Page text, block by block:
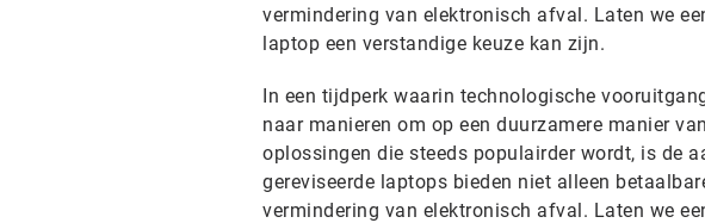
vermindering van elektronisch afval. Laten we
laptop een verstandige keuze kan zijn.
In een tijdperk waarin technologische
naar manieren om op een duurzamere manier
oplossingen die steeds populairder wordt, is de
gereviseerde laptops bieden niet alleen
vermindering van elektronisch afval. Laten we